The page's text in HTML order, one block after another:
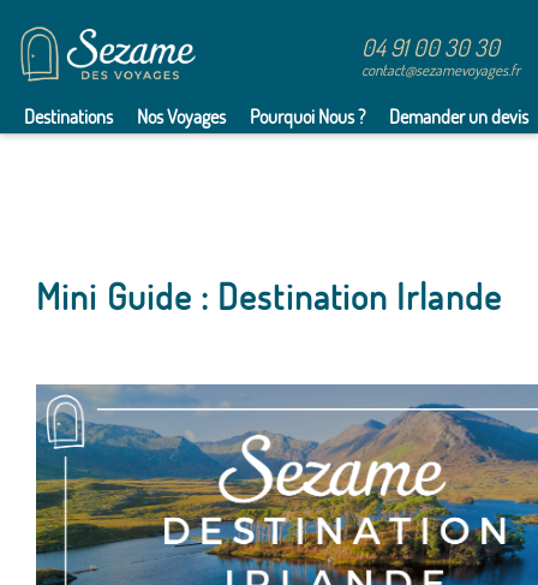
04 91 00 30 30
contact@sezamevoyages.fr
Destinations Nos Voyages Pourquoi Nous ? Demander un devis
Mini Guide : Destination Irlande